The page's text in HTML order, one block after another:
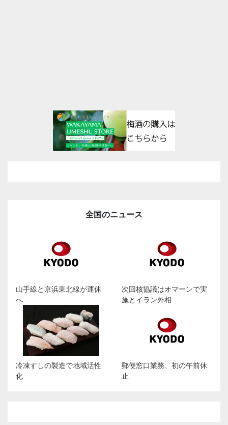
全国のニュース
山手線と京浜東北線が運休
へ
次回核協議はオマーンで実
施とイラン外相
冷凍すしの製造で地域活性
化
郵便窓口業務、初の午前休
止